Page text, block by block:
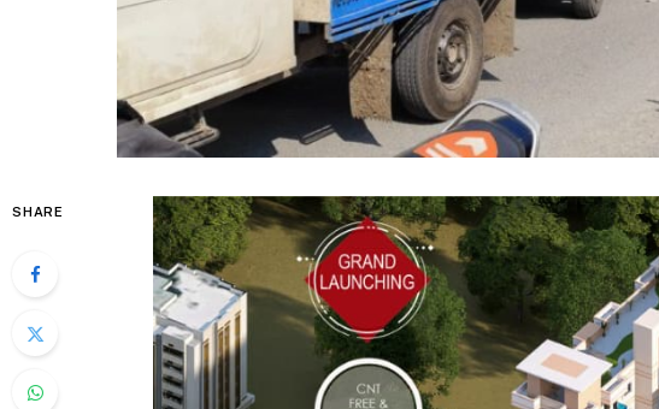
SHARE